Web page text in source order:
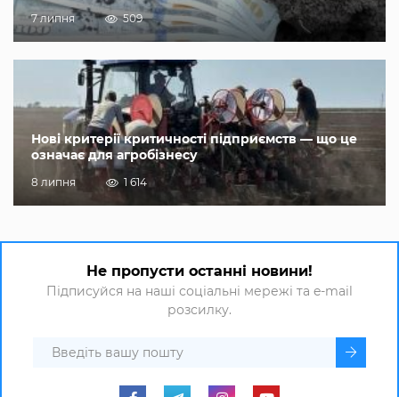
7 липня 509
Нові критерії критичності підприємств — що це
означає для агробізнесу
8 липня 1 614
Не пропусти останні новини!
Підписуйся на наші соціальні мережі та e-mail
розсилку.